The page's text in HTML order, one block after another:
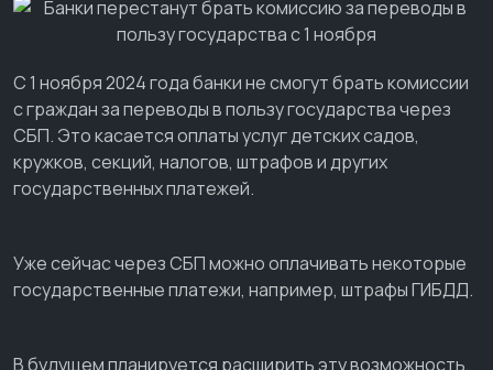
С 1 ноября 2024 года банки не смогут брать комиссии
с граждан за переводы в пользу государства через
СБП. Это касается оплаты услуг детских садов,
кружков, секций, налогов, штрафов и других
государственных платежей.
Уже сейчас через СБП можно оплачивать некоторые
государственные платежи, например, штрафы ГИБДД.
В будущем планируется расширить эту возможность,